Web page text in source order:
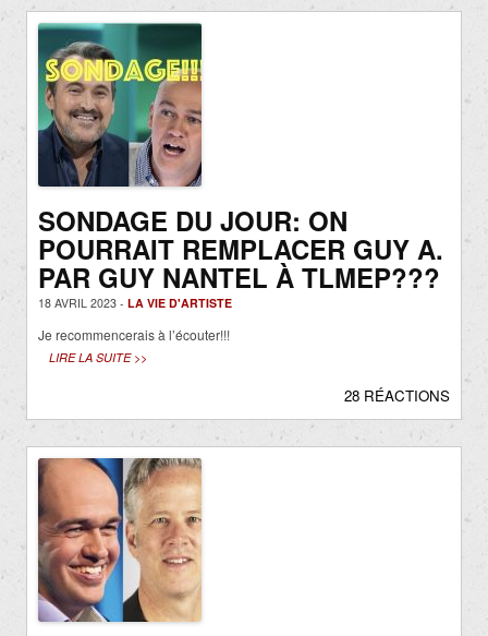
SONDAGE DU JOUR: ON
POURRAIT REMPLACER GUY A.
PAR GUY NANTEL À TLMEP???
18 AVRIL 2023 - LA VIE D'ARTISTE
Je recommencerais à l’écouter!!!
LIRE LA SUITE >>
28 RÉACTIONS